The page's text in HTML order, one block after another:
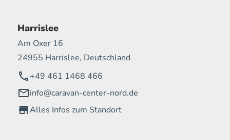
Harrislee
Am Oxer 16
24955 Harrislee, Deutschland
+49 461 1468 466
info@caravan-center-nord.de
Alles Infos zum Standort